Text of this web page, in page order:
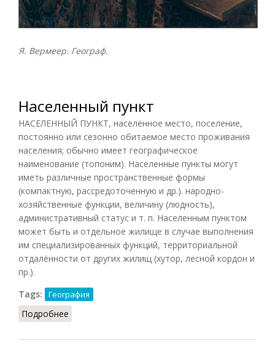
Я. Вермеер. Географ.
Населенный пункт
НАСЕЛЕННЫЙ ПУНКТ, населённое место, поселение,
постоянно или сезонно обитаемое место проживания
населения; обычно имеет географическое
наименование (топоним). Населенные пункты могут
иметь различные пространственные формы
(компактную, рассредоточенную и др.). народно-
хозяйственные функции, величину (людность),
административный статус и т. п. Населенным пунктом
может быть и отдельное жилище в случае выполнения
им специализированных функций, территориальной
отдалённости от других жилищ (хутор, лесной кордон и
пр.).
Tags:
География
Подробнее